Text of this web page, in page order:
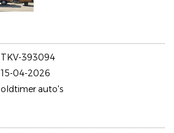
TKV-393094
15-04-2026
oldtimer auto's